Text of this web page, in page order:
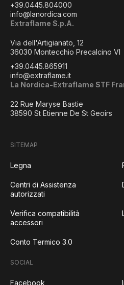
+39.0445.804000
info@lanordica.com
Extraflame S.p.A.
Via dell'Artigianato, 12
36030 Montecchio Precalcino VI
+39.0445.865911
info@extraflame.it
La Nordica-Extraflame STF
22 Rue Maryse Bastie
38590 St Etienne De St Geoirs
SITEMAP
Legna
Centri di Assistenza
autorizzati
Verifica compatibilità
accessori
Conto Termico 3.0
SOCIAL
Facebook